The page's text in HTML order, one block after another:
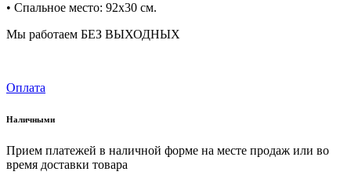
• Спальное место: 92x30 см.
Мы работаем БЕЗ ВЫХОДНЫХ
Оплата
Наличными
Прием платежей в наличной форме на месте продаж или во
время доставки товара